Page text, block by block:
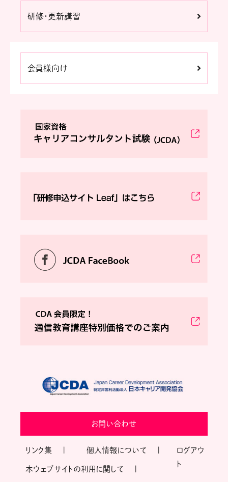
研修・更新講習
会員様向け
お問い合わせ
リンク集 個人情報について
本ウェブサイトの利用に関して
ログアウ
ト